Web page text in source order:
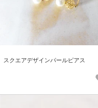
スクエアデザインパールピアス